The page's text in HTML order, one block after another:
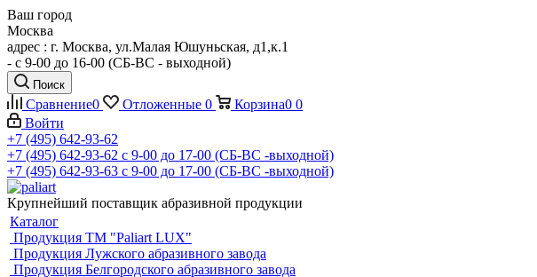
Ваш город
Москва
адрес : г. Москва, ул.Малая Юшуньская, д1,к.1
- c 9-00 до 16-00 (СБ-ВС - выходной)
Поиск
Сравнение0 Отложенные 0 Корзина0 0
Войти
+7 (495) 642-93-62
+7 (495) 642-93-62 c 9-00 до 17-00 (СБ-ВС -выходной)
+7 (495) 642-93-63 c 9-00 до 17-00 (СБ-ВС -выходной)
Крупнейший поставщик абразивной продукции
Каталог
Продукция ТМ "Paliart LUX"
Продукция Лужского абразивного завода
Продукция Белгородского абразивного завода